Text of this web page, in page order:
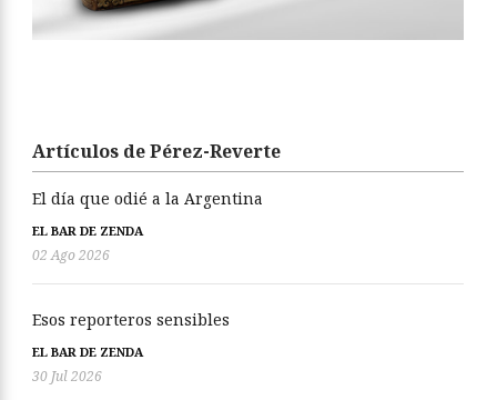
Artículos de Pérez-Reverte
El día que odié a la Argentina
EL BAR DE ZENDA
02 Ago 2026
Esos reporteros sensibles
EL BAR DE ZENDA
30 Jul 2026